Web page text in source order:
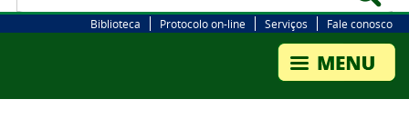
Biblioteca Protocolo on-line Serviços Fale conosco